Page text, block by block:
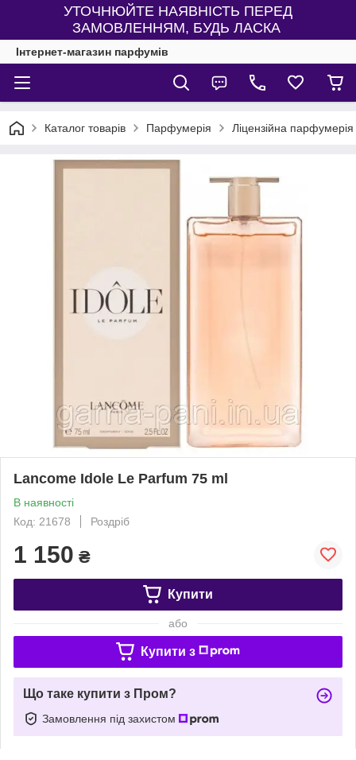
УТОЧНЮЙТЕ НАЯВНІСТЬ ПЕРЕД
ЗАМОВЛЕННЯМ, БУДЬ ЛАСКА
Інтернет-магазин парфумів
Каталог товарів Парфумерія Ліцензійна парфумерія
Lancome Idole Le Parfum 75 ml
В наявності
Код: 21678
Роздріб
1 150 ₴
Купити
або
Купити з
Що таке купити з Пром?
Замовлення під захистом